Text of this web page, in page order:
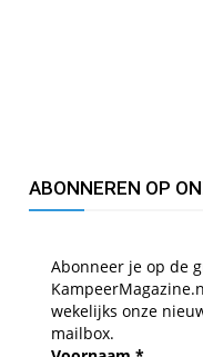
ABONNEREN OP
Abonneer je op de
wekelijks onze
mailbox.